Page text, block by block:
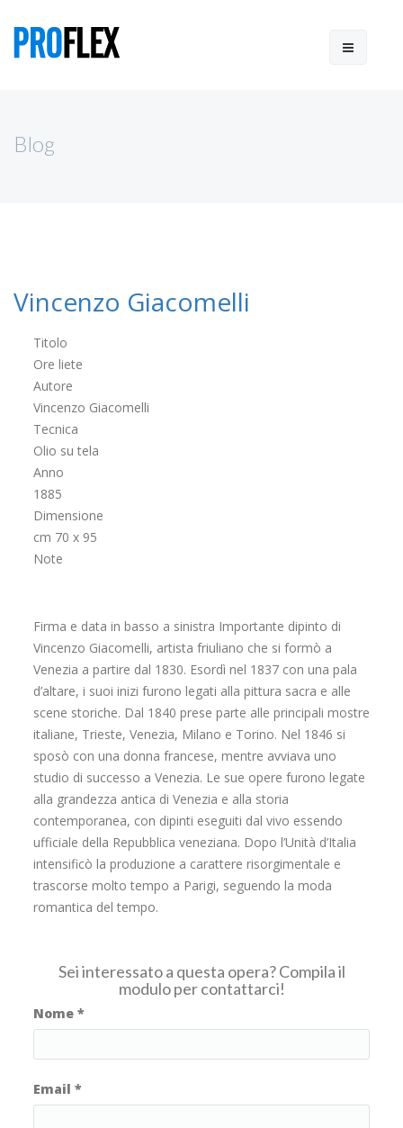
Blog
Vincenzo Giacomelli
Titolo
Ore liete
Autore
Vincenzo Giacomelli
Tecnica
Olio su tela
Anno
1885
Dimensione
cm 70 x 95
Note
Firma e data in basso a sinistra Importante dipinto di
Vincenzo Giacomelli, artista friuliano che si formò a
Venezia a partire dal 1830. Esordì nel 1837 con una pala
d’altare, i suoi inizi furono legati alla pittura sacra e alle
scene storiche. Dal 1840 prese parte alle principali mostre
italiane, Trieste, Venezia, Milano e Torino. Nel 1846 si
sposò con una donna francese, mentre avviava uno
studio di successo a Venezia. Le sue opere furono legate
alla grandezza antica di Venezia e alla storia
contemporanea, con dipinti eseguiti dal vivo essendo
ufficiale della Repubblica veneziana. Dopo l’Unità d’Italia
intensificò la produzione a carattere risorgimentale e
trascorse molto tempo a Parigi, seguendo la moda
romantica del tempo.
Sei interessato a questa opera? Compila il
modulo per contattarci!
Nome *
Email *